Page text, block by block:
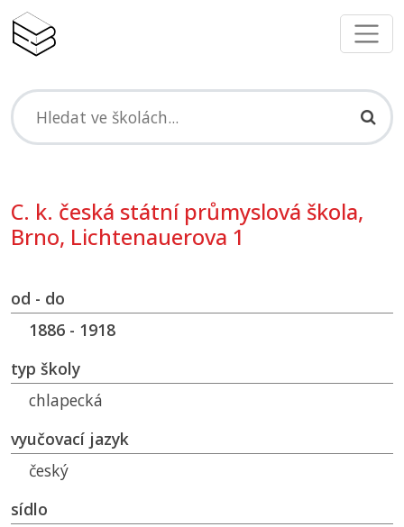
C. k. česká státní průmyslová škola,
Brno, Lichtenauerova 1
od - do
1886 - 1918
typ školy
chlapecká
vyučovací jazyk
český
sídlo